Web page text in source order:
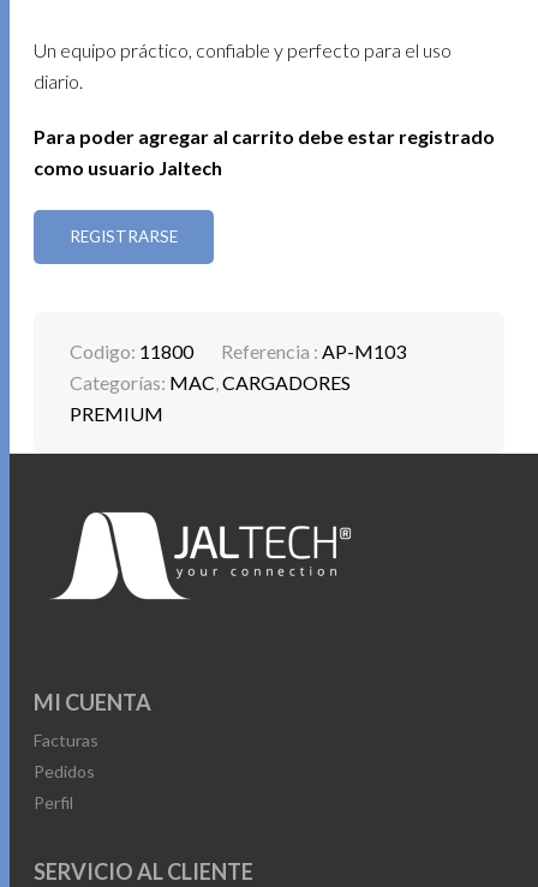
Un equipo práctico, confiable y perfecto para el uso
diario.
Para poder agregar al carrito debe estar registrado
como usuario Jaltech
REGISTRARSE
Codigo: 11800 Referencia :AP-M103
Categorías: MAC,CARGADORES
PREMIUM
MI CUENTA
Facturas
Pedidos
Perfil
SERVICIO AL CLIENTE